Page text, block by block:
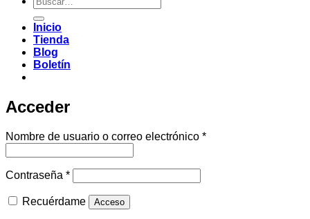
por:
Inicio
Tienda
Blog
Boletín
Acceder
Nombre de usuario o correo electrónico *Obligatorio
Contraseña *Obligatorio
Recuérdame Acceso